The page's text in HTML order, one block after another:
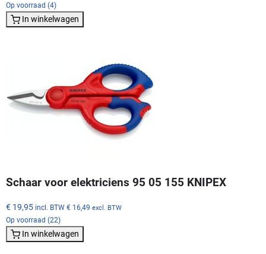
Op voorraad (4)
In winkelwagen
Schaar voor elektriciens 95 05 155 KNIPEX
€ 19,95 incl. BTW € 16,49 excl. BTW
Op voorraad (22)
In winkelwagen